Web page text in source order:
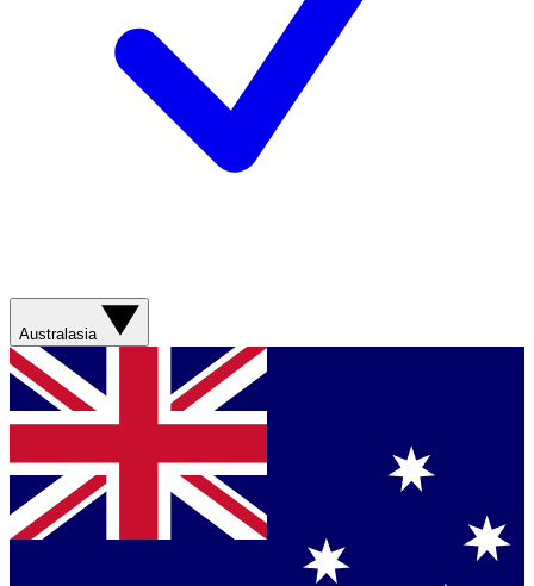
Australasia